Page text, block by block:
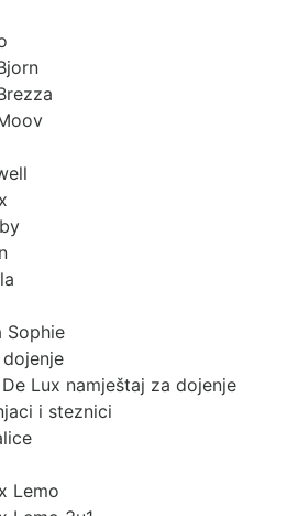
Sophie
Lux namještaj za dojenje
i steznici
Lemo